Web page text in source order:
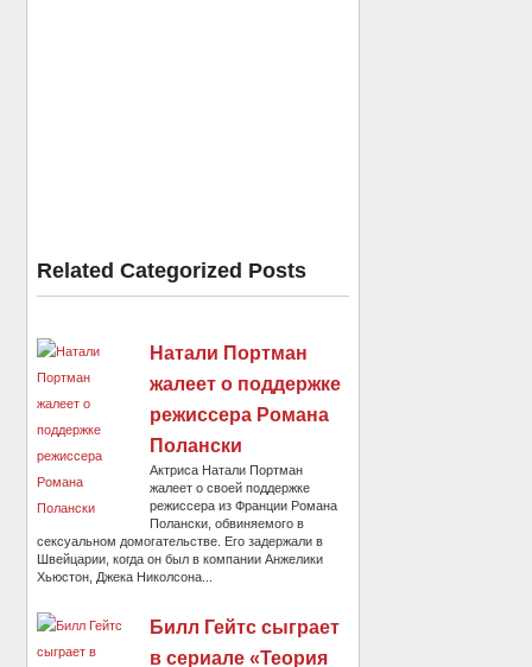
Related Categorized Posts
Натали Портман
жалеет о поддержке
режиссера Романа
Полански
Актриса Натали Портман
жалеет о своей поддержке
режиссера из Франции Романа
Полански, обвиняемого в
сексуальном домогательстве. Его задержали в
Швейцарии, когда он был в компании Анжелики
Хьюстон, Джека Николсона...
Билл Гейтс сыграет
в сериале «Теория